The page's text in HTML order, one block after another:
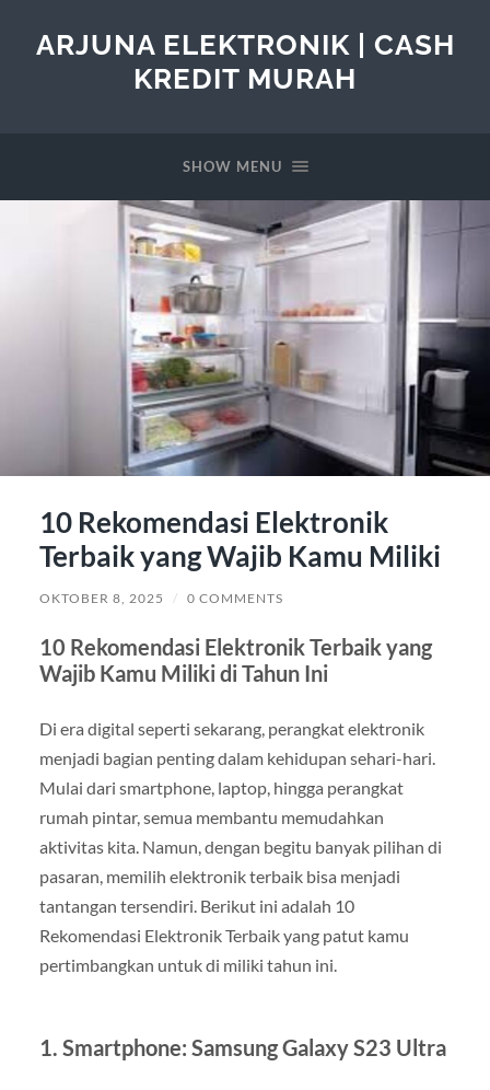
ARJUNA ELEKTRONIK | CASH
KREDIT MURAH
SHOW MENU
10 Rekomendasi Elektronik
Terbaik yang Wajib Kamu Miliki
OKTOBER 8, 2025 / 0 COMMENTS
10 Rekomendasi Elektronik Terbaik yang
Wajib Kamu Miliki di Tahun Ini
Di era digital seperti sekarang, perangkat elektronik
menjadi bagian penting dalam kehidupan sehari-hari.
Mulai dari smartphone, laptop, hingga perangkat
rumah pintar, semua membantu memudahkan
aktivitas kita. Namun, dengan begitu banyak pilihan di
pasaran, memilih elektronik terbaik bisa menjadi
tantangan tersendiri. Berikut ini adalah 10
Rekomendasi Elektronik Terbaik yang patut kamu
pertimbangkan untuk di miliki tahun ini.
1. Smartphone: Samsung Galaxy S23 Ultra